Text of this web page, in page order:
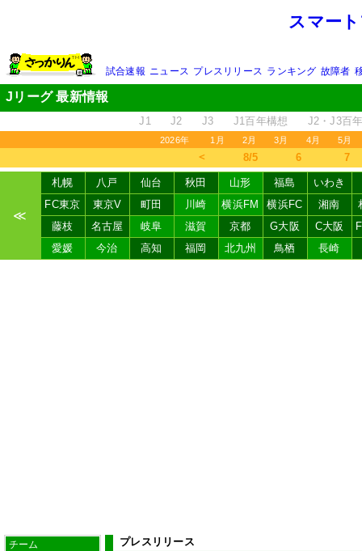
スマー
試合速報 ニュース プレスリリース ランキング 故障者
Jリーグ 最新情報
J1 J2 J3 J1百年構想 J2・J3百
2026年 1月 2月 3月 4月 5月
＜ 8/5 6 7
≪
札幌 八戸 仙台 秋田 山形 福島
いわき
FC東京
東京V 町田 川崎 横浜FM 横浜FC 湘南
藤枝
名古屋 岐阜 滋賀 京都 G大阪 C大阪
愛媛
今治 高知 福岡 北九州 鳥栖 長崎
チーム プレスリリース